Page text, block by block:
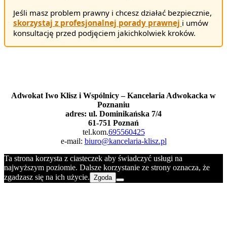
Jeśli masz problem prawny i chcesz działać bezpiecznie,
skorzystaj z profesjonalnej porady prawnej i umów
konsultację przed podjęciem jakichkolwiek kroków.
Adwokat Iwo Klisz i Wspólnicy – Kancelaria Adwokacka w
Poznaniu
adres: ul. Dominikańska 7/4
61-751 Poznań
tel.kom.695560425
e-mail: biuro@kancelaria-klisz.pl
Ta strona korzysta z ciasteczek aby świadczyć usługi na
najwyższym poziomie. Dalsze korzystanie ze strony oznacza, że
zgadzasz się na ich użycie. Zgoda